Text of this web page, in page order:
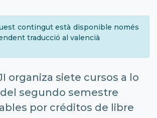
contingut està disponible només
traducció al valencià
organiza siete cursos a lo
segundo semestre
por créditos de libre